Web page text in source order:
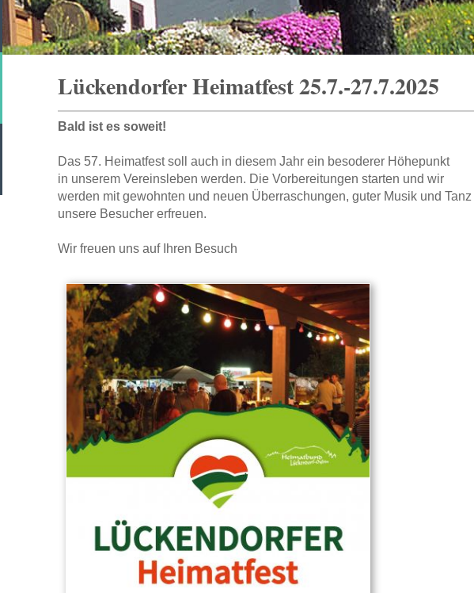
Lückendorfer Heimatfest 25.7.-27.7.2025
Bald ist es soweit!
Das 57. Heimatfest soll auch in diesem Jahr ein besoderer Höhepunkt
in unserem Vereinsleben werden. Die Vorbereitungen starten und wir
werden mit gewohnten und neuen Überraschungen, guter Musik und Tanz
unsere Besucher erfreuen.
Wir freuen uns auf Ihren Besuch